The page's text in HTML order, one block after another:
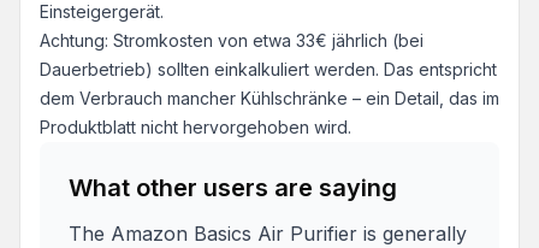
Einsteigergerät.
Achtung: Stromkosten von etwa 33€ jährlich (bei
Dauerbetrieb) sollten einkalkuliert werden. Das entspricht
dem Verbrauch mancher Kühlschränke – ein Detail, das im
Produktblatt nicht hervorgehoben wird.
What other users are saying
The Amazon Basics Air Purifier is generally